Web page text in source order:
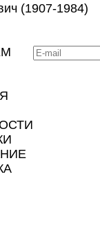
(1907-1984)